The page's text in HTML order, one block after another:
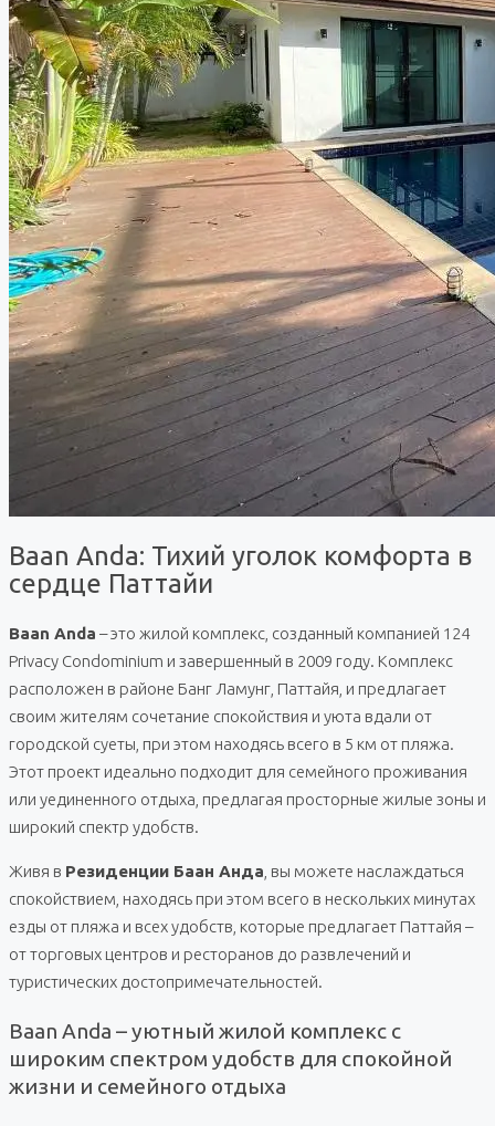
Baan Anda: Тихий уголок комфорта в
сердце Паттайи
Baan Anda – это жилой комплекс, созданный компанией 124
Privacy Condominium и завершенный в 2009 году. Комплекс
расположен в районе Банг Ламунг, Паттайя, и предлагает
своим жителям сочетание спокойствия и уюта вдали от
городской суеты, при этом находясь всего в 5 км от пляжа.
Этот проект идеально подходит для семейного проживания
или уединенного отдыха, предлагая просторные жилые зоны и
широкий спектр удобств.
Живя в Резиденции Баан Анда , вы можете наслаждаться
спокойствием, находясь при этом всего в нескольких минутах
езды от пляжа и всех удобств, которые предлагает Паттайя –
от торговых центров и ресторанов до развлечений и
туристических достопримечательностей.
Baan Anda – уютный жилой комплекс с
широким спектром удобств для спокойной
жизни и семейного отдыха